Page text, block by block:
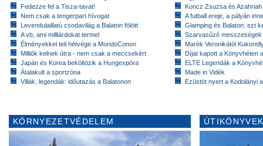
Fedezze fel a Tisza-tavat!
Nem csak a tengerpart hívogat
Levendulaillatú csodavilág a Balaton fölött
A vb, ami milliárdokat termel
Élményekkel teli hétvége a MondoConon
Milliók kelnek útra - nem csak a meccsekért
Japán és Korea beköltözik a Hungexpóra
Átalakult a sportzóna
Villák, legendák: időutazás a Balatonon
Koncz Zsuzsa és
A futball ereje, a pályán
Glamping és Balaton: ezt
Szarvasűző messzeségek
Marék Veronikától
Díjat kapott a Könyvhéten
ELTE Legendák a
Made in Vidék
Ezüstöt nyert a Kodolányi
KÖRNYEZETVÉDELEM